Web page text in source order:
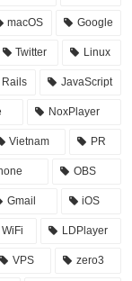
macOS Google
Twitter Linux
Rails JavaScript
NoxPlayer
Vietnam PR
OBS
Gmail iOS
WiFi LDPlayer
VPS zero3